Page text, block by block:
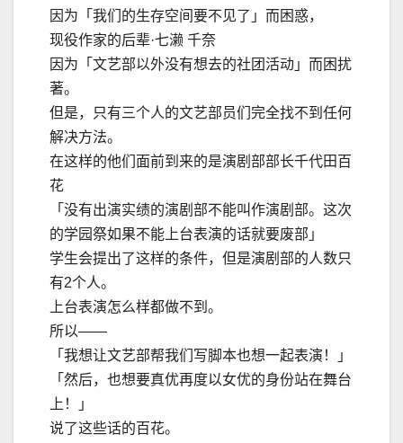
因为「我们的生存空间要不见了」而困惑，
现役作家的后辈·七濑 千奈
因为「文艺部以外没有想去的社团活动」而困扰
著。
但是，只有三个人的文艺部员们完全找不到任何
解决方法。
在这样的他们面前到来的是演剧部部长千代田百
花
「没有出演实绩的演剧部不能叫作演剧部。这次
的学园祭如果不能上台表演的话就要废部」
学生会提出了这样的条件，但是演剧部的人数只
有2个人。
上台表演怎么样都做不到。
所以――
「我想让文艺部帮我们写脚本也想一起表演！」
「然后，也想要真优再度以女优的身份站在舞台
上！」
说了这些话的百花。